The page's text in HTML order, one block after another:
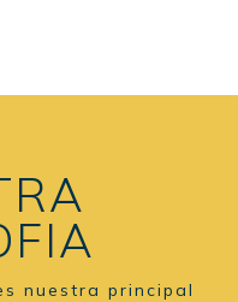
nuestra principal